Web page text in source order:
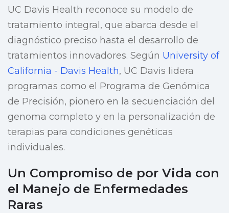
UC Davis Health reconoce su modelo de
tratamiento integral, que abarca desde el
diagnóstico preciso hasta el desarrollo de
tratamientos innovadores. Según University of
California - Davis Health, UC Davis lidera
programas como el Programa de Genómica
de Precisión, pionero en la secuenciación del
genoma completo y en la personalización de
terapias para condiciones genéticas
individuales.
Un Compromiso de por Vida con
el Manejo de Enfermedades
Raras